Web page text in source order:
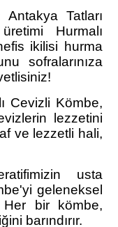
Antakya Tatları
Hurmalı
ikilisi hurma
sofralarınıza
Cevizli Kömbe,
lezzetini
ve lezzetli hali,
usta
geleneksel
Her bir kömbe,
barındırır.